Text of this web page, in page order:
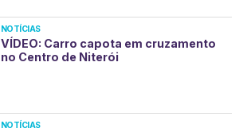
NOTÍCIAS
VÍDEO: Carro capota em cruzamento
no Centro de Niterói
NOTÍCIAS